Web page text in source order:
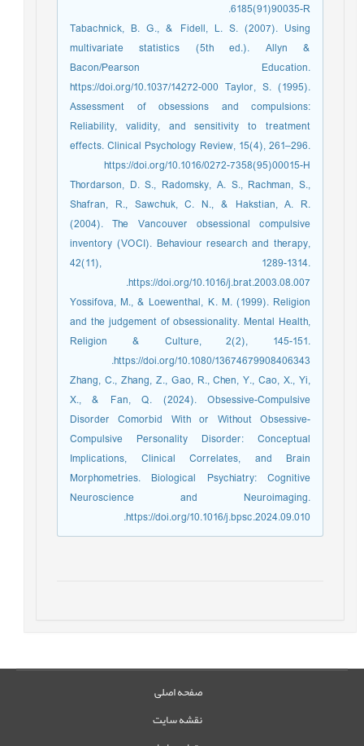
6185(91)90035-R.
Tabachnick, B. G., & Fidell, L. S. (2007). Using
multivariate statistics (5th ed.). Allyn &
Bacon/Pearson Education.
https://doi.org/10.1037/14272-000 Taylor, S. (1995).
Assessment of obsessions and compulsions:
Reliability, validity, and sensitivity to treatment
effects. Clinical Psychology Review, 15(4), 261–296.
https://doi.org/10.1016/0272-7358(95)00015-H
Thordarson, D. S., Radomsky, A. S., Rachman, S.,
Shafran, R., Sawchuk, C. N., & Hakstian, A. R.
(2004). The Vancouver obsessional compulsive
inventory (VOCI). Behaviour research and therapy,
42(11), 1289-1314.
https://doi.org/10.1016/j.brat.2003.08.007.
Yossifova, M., & Loewenthal, K. M. (1999). Religion
and the judgement of obsessionality. Mental Health,
Religion & Culture, 2(2), 145-151.
https://doi.org/10.1080/13674679908406343.
Zhang, C., Zhang, Z., Gao, R., Chen, Y., Cao, X., Yi,
X., & Fan, Q. (2024). Obsessive-Compulsive
Disorder Comorbid With or Without Obsessive-
Compulsive Personality Disorder: Conceptual
Implications, Clinical Correlates, and Brain
Morphometries. Biological Psychiatry: Cognitive
Neuroscience and Neuroimaging.
https://doi.org/10.1016/j.bpsc.2024.09.010.
صفحه اصلی
نقشه سایت